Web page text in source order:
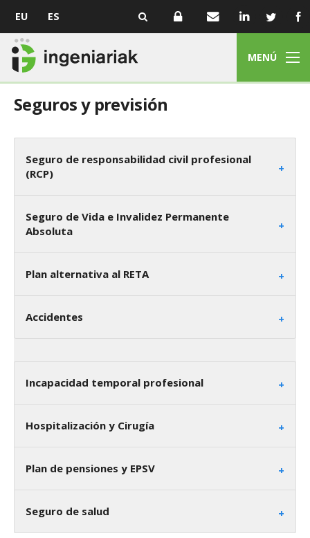
EU ES
MENÚ
Seguros y previsión
Seguro de responsabilidad civil profesional
(RCP)
Seguro de Vida e Invalidez Permanente
Absoluta
Plan alternativa al RETA
Accidentes
Incapacidad temporal profesional
Hospitalización y Cirugía
Plan de pensiones y EPSV
Seguro de salud